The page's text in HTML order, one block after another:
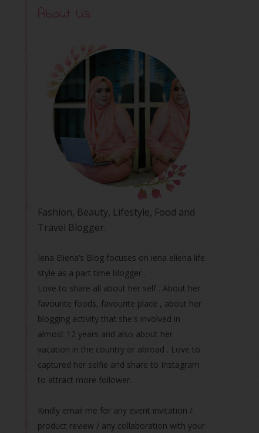
About Us
Fashion, Beauty, Lifestyle, Food and
Travel Blogger.
Iena Eliena’s Blog focuses on iena eliena life
style as a part time blogger .
Love to share all about her self . About her
favourite foods, favourite place , about her
blogging activity that she's involved in
almost 12 years and also about her
vacation in the country or abroad . Love to
captured her selfie and share to Instagram
to attract more follower.
Kindly email me for any event invitation /
product review / any collaboration with your